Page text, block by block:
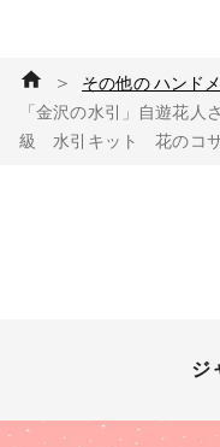
＞ その他の ハンド
「金沢の水引」自遊花人
級 水引キット 花のコサ
ジ